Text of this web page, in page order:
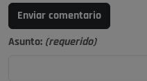
Enviar comentario
Asunto: (requerido)